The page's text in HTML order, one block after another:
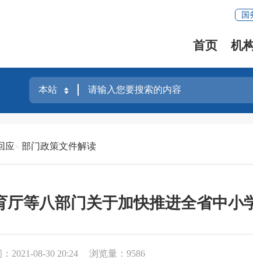
国
首页 机
应 部门政策文件解读
厅等八部门关于加快推进全省中
2021-08-30 20:24 浏览量：9586